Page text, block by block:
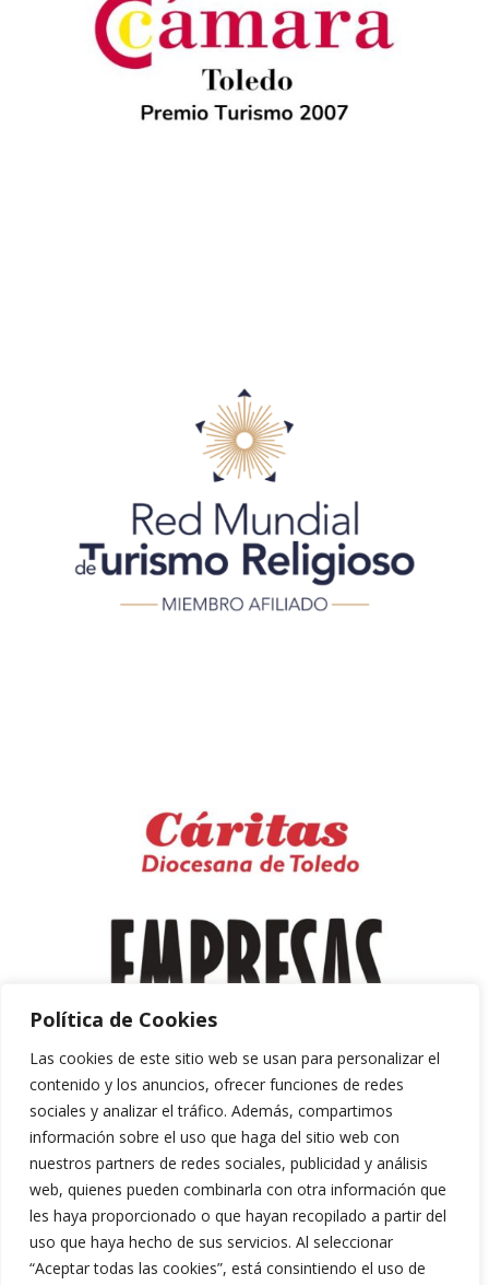
Política de Cookies
Las cookies de este sitio web se usan para personalizar el
contenido y los anuncios, ofrecer funciones de redes
sociales y analizar el tráfico. Además, compartimos
información sobre el uso que haga del sitio web con
nuestros partners de redes sociales, publicidad y análisis
web, quienes pueden combinarla con otra información que
les haya proporcionado o que hayan recopilado a partir del
uso que haya hecho de sus servicios. Al seleccionar
“Aceptar todas las cookies”, está consintiendo el uso de